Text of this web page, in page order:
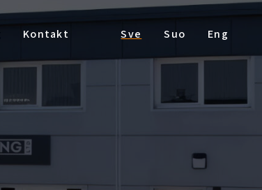
Kontakt Sve Suo Eng